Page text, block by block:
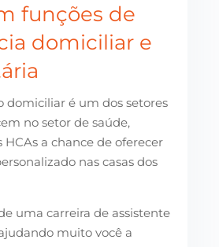
funções de
domiciliar e
domiciliar é um dos setores
no setor de saúde,
HCAs a chance de oferecer
nas casas dos
uma carreira de assistente
muito você a